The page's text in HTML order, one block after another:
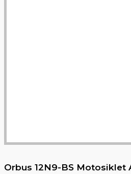
Orbus 12N9-BS Motosiklet